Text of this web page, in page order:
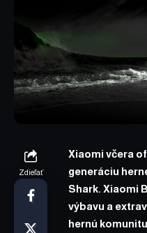
Zdieľať
Xiaomi včera
generáciu
Shark. Xiaomi
výbavu a
hernú